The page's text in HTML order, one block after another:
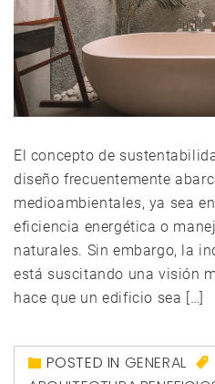
El concepto de
diseño frecuentemente
medioambientales, ya sea
eficiencia energética o
naturales. Sin embargo, la
está suscitando una visión
hace que un edificio sea […]
POSTED IN GENERAL